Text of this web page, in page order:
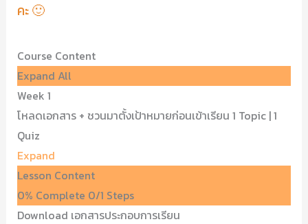
คะ 🙂
Course Content
Expand All
Week 1
โหลดเอกสาร + ชวนมาตั้งเป้าหมายก่อนเข้าเรียน 1 Topic |1
Quiz
Expand
Lesson Content
0% Complete 0/1 Steps
Download เอกสารประกอบการเรียน